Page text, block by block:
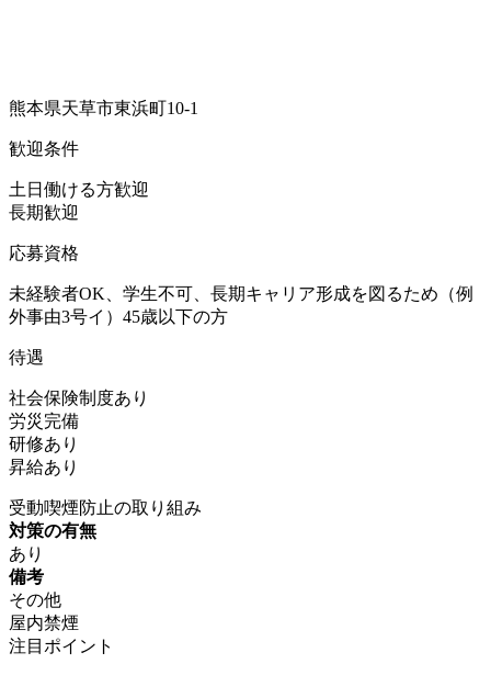
熊本県天草市東浜町10-1
歓迎条件
土日働ける方歓迎
長期歓迎
応募資格
未経験者OK、学生不可、長期キャリア形成を図るため（例
外事由3号イ）45歳以下の方
待遇
社会保険制度あり
労災完備
研修あり
昇給あり
受動喫煙防止の取り組み
対策の有無
あり
備考
その他
屋内禁煙
注目ポイント